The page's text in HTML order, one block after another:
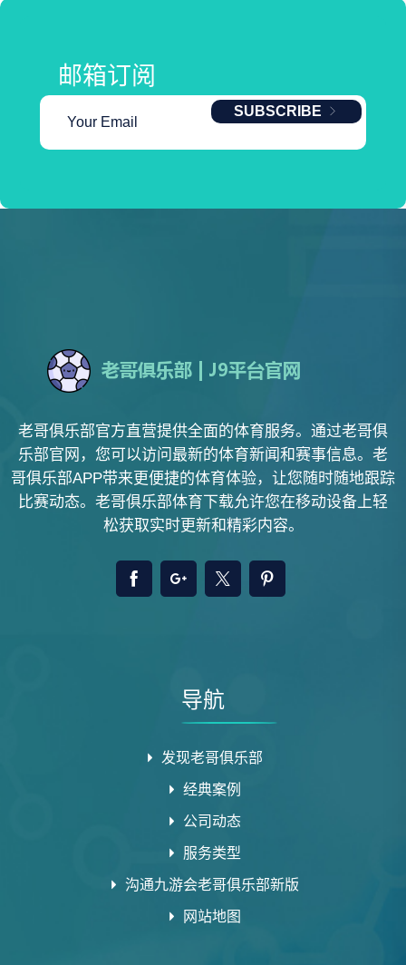
邮箱订阅
SUBSCRIBE
老哥俱乐部官方直营提供全面的体育服务。通过老哥俱
乐部官网，您可以访问最新的体育新闻和赛事信息。老
哥俱乐部APP带来更便捷的体育体验，让您随时随地跟踪
比赛动态。老哥俱乐部体育下载允许您在移动设备上轻
松获取实时更新和精彩内容。
导航
发现老哥俱乐部
经典案例
公司动态
服务类型
沟通九游会老哥俱乐部新版
网站地图